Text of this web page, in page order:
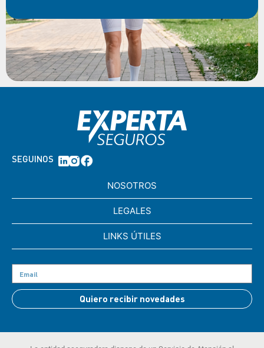
SEGUINOS
NOSOTROS
LEGALES
LINKS ÚTILES
Quiero recibir novedades